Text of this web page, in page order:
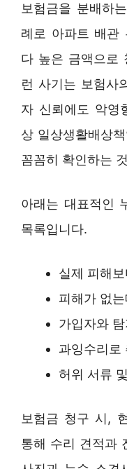
보험금을 분배하
례로 아파트 배관
다 높은 금액으로
런 사기는 보험사
자 신뢰에도 악영
상 일상생활배상
꼼꼼히 확인하는
아래는 대표적인
목록입니다.
실제 피해
피해가 없
가입자와
과잉수리로
허위 서류
보험금 청구 시,
통해 수리 견적과